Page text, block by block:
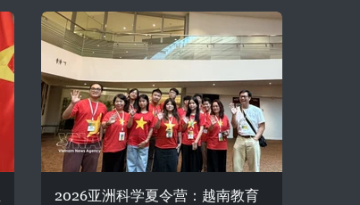
2026亚洲科学夏令营：越南教育